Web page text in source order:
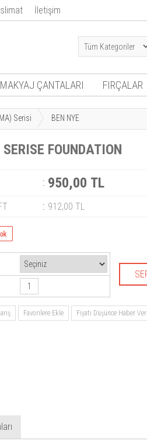
İletişim
MAKYAJ ÇANTALARI FIRÇALAR
Serisi BEN NYE
FOUNDATION
: 950,00 TL
: 912,00 TL
Favorilere Ekle Fiyatı Düşünce Haber Ver